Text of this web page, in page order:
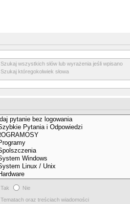
Szukaj wszystkich słów lub wyrażenia jeśli wpisano
Szukaj któregokolwiek słowa
Tak
Nie
Tematach oraz treściach wiadomości